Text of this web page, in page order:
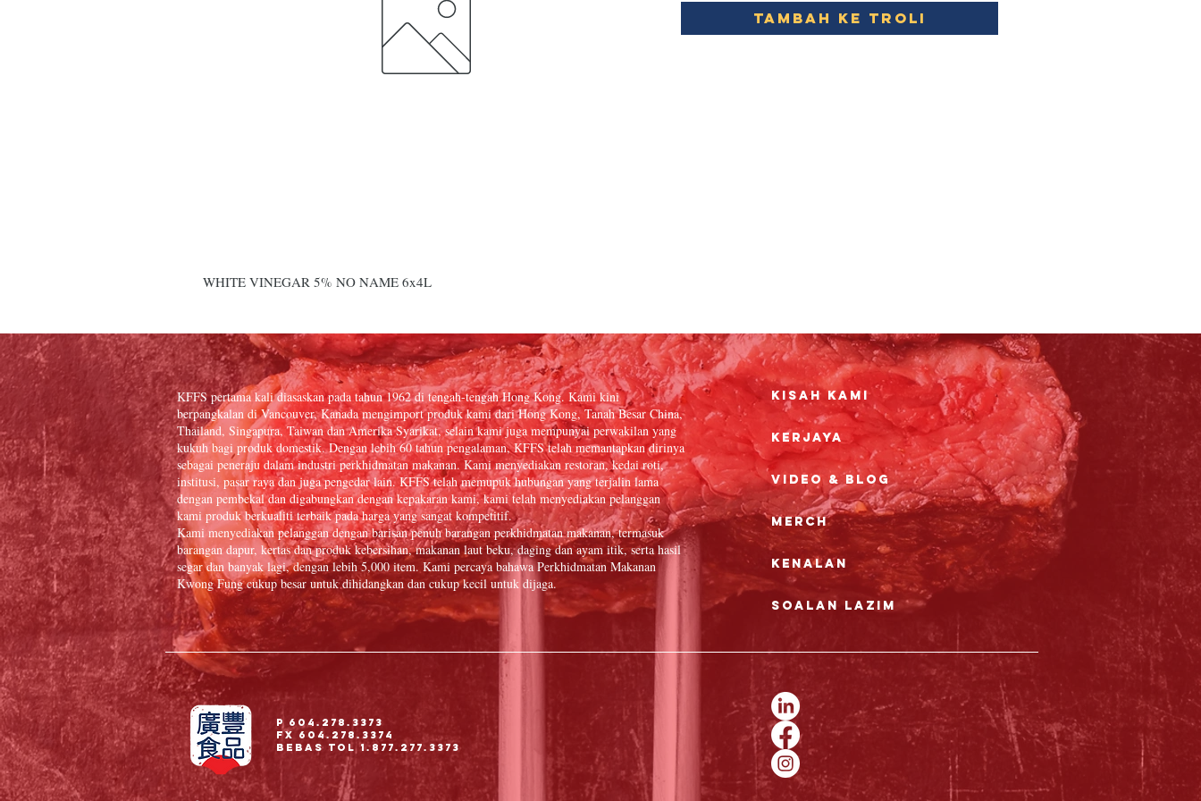
WHITE VINEGAR 5% NO NAME 6x4L
Tambah ke Troli
KFFS pertama kali diasaskan pada tahun 1962 di tengah-tengah Hong Kong. Kami kini
berpangkalan di Vancouver, Kanada mengimport produk kami dari Hong Kong, Tanah Besar China,
Thailand, Singapura, Taiwan dan Amerika Syarikat, selain kami juga mempunyai perwakilan yang
kukuh bagi produk domestik. Dengan lebih 60 tahun pengalaman, KFFS telah memantapkan dirinya
sebagai peneraju dalam industri perkhidmatan makanan. Kami menyediakan restoran, kedai roti,
institusi, pasar raya dan juga pengedar lain. KFFS telah memupuk hubungan yang terjalin lama
dengan pembekal dan digabungkan dengan kepakaran kami, kami telah menyediakan pelanggan
kami produk berkualiti terbaik pada harga yang sangat kompetitif.
Kami menyediakan pelanggan dengan barisan penuh barangan perkhidmatan makanan, termasuk
barangan dapur, kertas dan produk kebersihan, makanan laut beku, daging dan ayam itik, serta hasil
segar dan banyak lagi, dengan lebih 5,000 item. Kami percaya bahawa Perkhidmatan Makanan
Kwong Fung cukup besar untuk dihidangkan dan cukup kecil untuk dijaga.
Kisah Kami
Kerjaya
Video & Blog
Merch
Kenalan
Soalan Lazim
P 604.278.3373
Fx 604.278.3374
Bebas Tol 1.877.277.3373